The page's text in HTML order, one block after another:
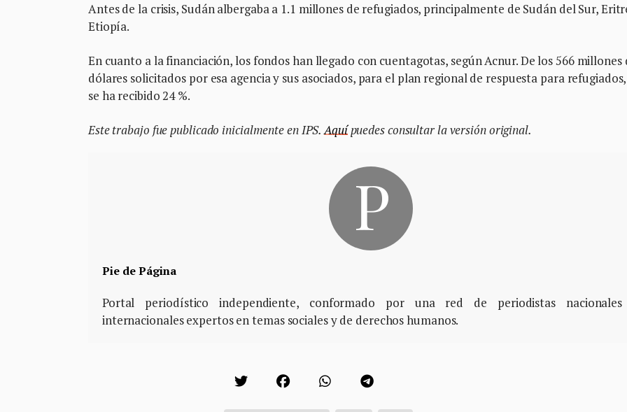
Antes de la crisis, Sudán albergaba a 1.1 millones de refugiados, principalmente de Sudán del Sur,
Etiopía.
En cuanto a la financiación, los fondos han llegado con cuentagotas, según Acnur. De los 566 millones
dólares solicitados por esa agencia y sus asociados, para el plan regional de respuesta para
se ha recibido 24 %.
Este trabajo fue publicado inicialmente en IPS.Aquípuedes consultar la versión original.
Pie de Página
Portal periodístico independiente, conformado por una red de periodistas
internacionales expertos en temas sociales y de derechos humanos.